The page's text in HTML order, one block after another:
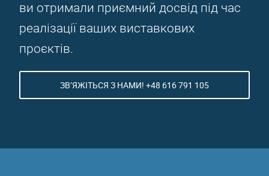
ви отримали приємний досвід під час
реалізації ваших виставкових
проєктів.
ЗВ’ЯЖІТЬСЯ З НАМИ! +48 616 791 105